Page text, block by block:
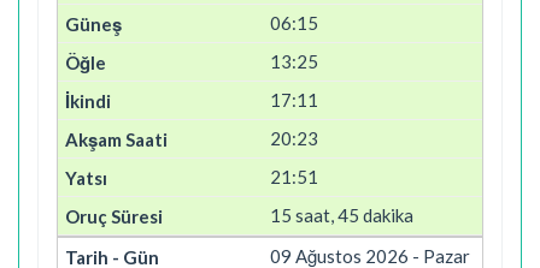
06:15
13:25
17:11
20:23
21:51
15 saat, 45 dakika
09 Ağustos 2026 - Pazar